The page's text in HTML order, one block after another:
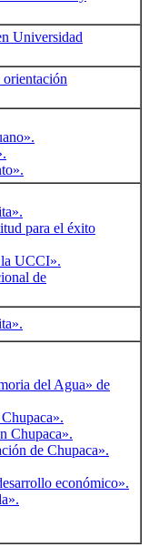
Universidad
para el éxito
UCCI».
de
del Agua» de
Chupaca».
de Chupaca».
económico».